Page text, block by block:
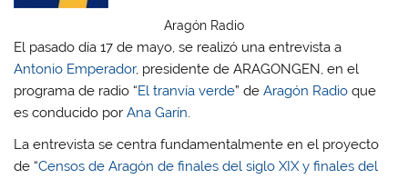
Aragón Radio
El pasado día 17 de mayo, se realizó una entrevista a
Antonio Emperador, presidente de ARAGONGEN, en el
programa de radio “El tranvía verde” deAragón Radio que
es conducido porAna Garín.
La entrevista se centra fundamentalmente en el proyecto
de “Censos de Aragón de finales del siglo XIX y finales del